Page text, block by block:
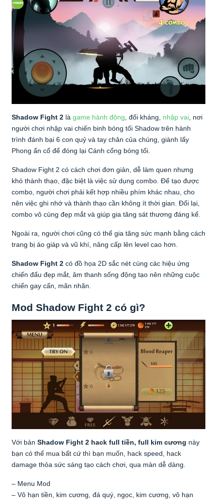
Shadow Fight 2 là game hành động , đối kháng, nhập vai , nơi
người chơi nhập vai chiến binh bóng tối Shadow trên hành
trình đánh bại 6 con quỷ và tay chân của chúng, giành lấy
Phong ấn cổ để đóng lại Cánh cổng bóng tối.
Shadow Fight 2 có cách chơi đơn giản, dễ làm quen nhưng
khó thành thạo, đặc biệt là việc sử dụng combo. Để tạo được
combo, người chơi phải kết hợp nhiều phím khác nhau, cho
nên việc ghi nhớ và thành thạo cần không ít thời gian. Đổi lại,
combo vô cùng đẹp mắt và giúp gia tăng sát thương đáng kể.
Ngoài ra, người chơi cũng có thể gia tăng sức mạnh bằng cách
trang bị áo giáp và vũ khí, nâng cấp lên level cao hơn.
Shadow Fight 2 có đồ họa 2D sắc nét cùng các hiệu ứng
chiến đấu đẹp mắt, âm thanh sống động tạo nên những cuộc
chiến gay cấn, mãn nhãn.
Mod Shadow Fight 2 có gì?
Với bản Shadow Fight 2 hack full tiền, full kim cương này
bạn có thể mua bất cứ thì bạn muốn, hack speed, hack
damage thỏa sức sáng tạo cách chơi, qua màn dễ dàng.
– Menu Mod
– Vô hạn tiền, kim cương, đá quý, ngọc, kim cương, vô hạn